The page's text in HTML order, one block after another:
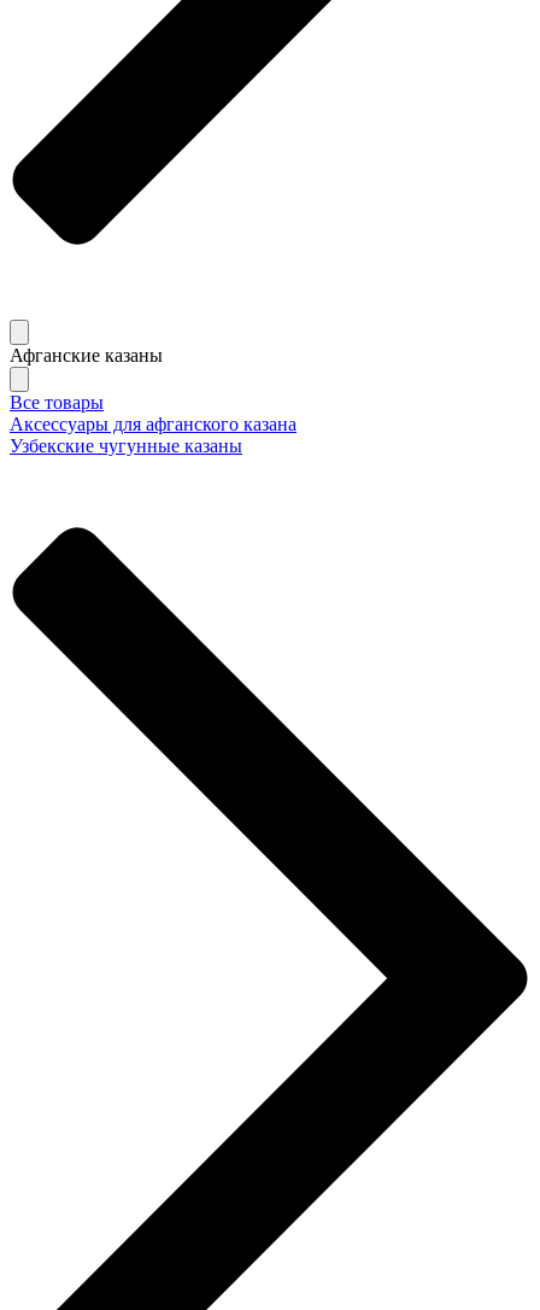
Афганские казаны
Все товары
Аксессуары для афганского казана
Узбекские чугунные казаны